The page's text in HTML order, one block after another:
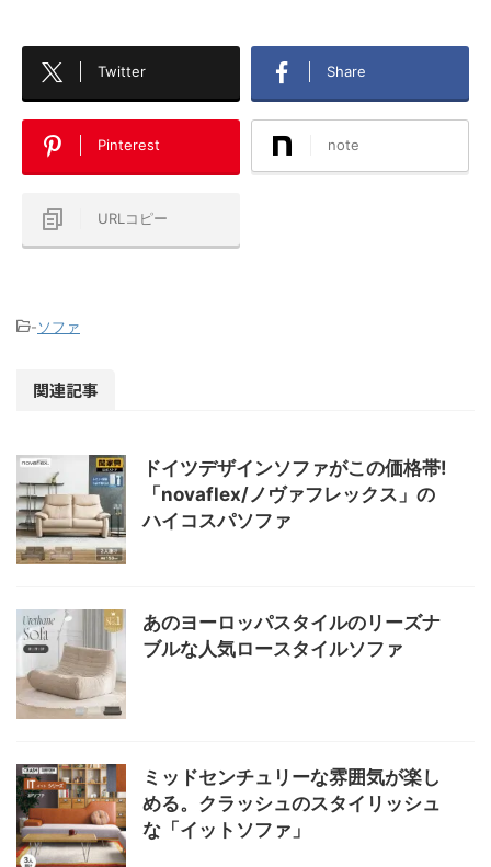
Twitter Share
Pinterest note
URLコピー
-ソファ
関連記事
ドイツデザインソファがこの価格帯!
「novaflex/ノヴァフレックス」の
ハイコスパソファ
あのヨーロッパスタイルのリーズナ
ブルな人気ロースタイルソファ
ミッドセンチュリーな雰囲気が楽し
める。クラッシュのスタイリッシュ
な「イットソファ」